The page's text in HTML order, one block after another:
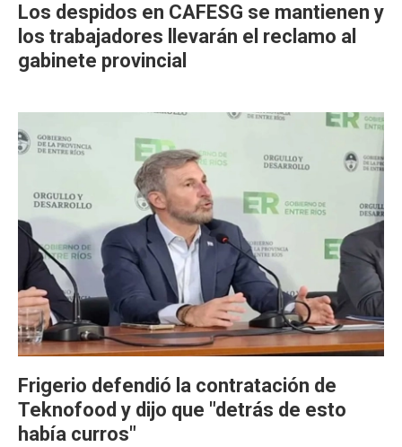
Los despidos en CAFESG se mantienen y
los trabajadores llevarán el reclamo al
gabinete provincial
Frigerio defendió la contratación de
Teknofood y dijo que "detrás de esto
había curros"